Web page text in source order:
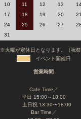
10 11 12 13
17 18 19 20 21
24 25 26 27 28
31
※火曜が定休日となります。（祝祭
イベント開催日
営業時間
Cafe Time／
平日 15:00～18:00
土日祝 13:30〜18:00
Bar Time／